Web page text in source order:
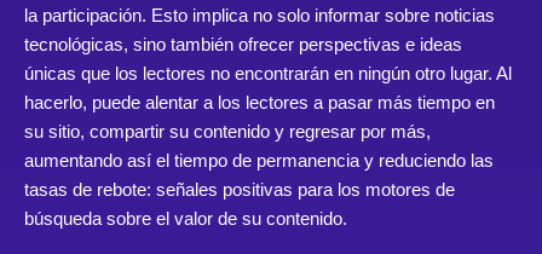
la participación. Esto implica no solo informar sobre noticias
tecnológicas, sino también ofrecer perspectivas e ideas
únicas que los lectores no encontrarán en ningún otro lugar. Al
hacerlo, puede alentar a los lectores a pasar más tiempo en
su sitio, compartir su contenido y regresar por más,
aumentando así el tiempo de permanencia y reduciendo las
tasas de rebote: señales positivas para los motores de
búsqueda sobre el valor de su contenido.